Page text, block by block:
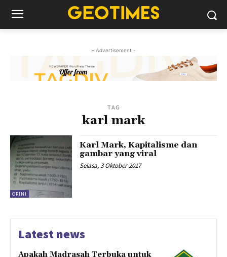
- Advertisement -
TAG
karl mark
OPINI
Karl Mark, Kapitalisme dan
gambar yang viral
Selasa, 3 Oktober 2017
Latest news
Apakah Madrasah Terbuka untuk